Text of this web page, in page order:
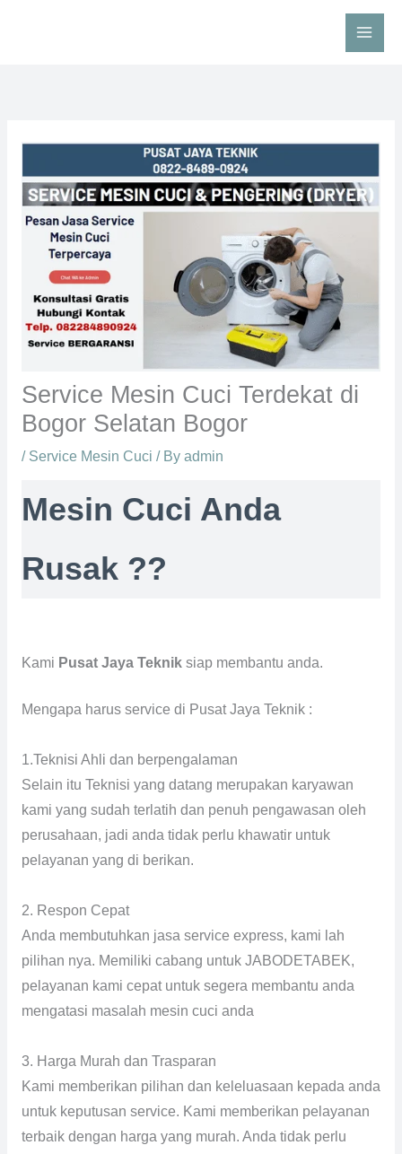
Service Mesin Cuci Terdekat di
Bogor Selatan Bogor
/ Service Mesin Cuci / By admin
Mesin Cuci Anda
Rusak ??
Kami Pusat Jaya Tekniksiap membantu anda.
Mengapa harus service di Pusat Jaya Teknik :
1.Teknisi Ahli dan berpengalaman
Selain itu Teknisi yang datang merupakan karyawan
kami yang sudah terlatih dan penuh pengawasan oleh
perusahaan, jadi anda tidak perlu khawatir untuk
pelayanan yang di berikan.
2. Respon Cepat
Anda membutuhkan jasa service express, kami lah
pilihan nya. Memiliki cabang untuk JABODETABEK,
pelayanan kami cepat untuk segera membantu anda
mengatasi masalah mesin cuci anda
3. Harga Murah dan Trasparan
Kami memberikan pilihan dan keleluasaan kepada anda
untuk keputusan service. Kami memberikan pelayanan
terbaik dengan harga yang murah. Anda tidak perlu